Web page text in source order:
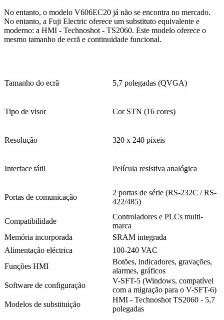
No entanto, o modelo V606EC20 já não se encontra no mercado.
No entanto, a Fuji Electric oferece um substituto equivalente e
moderno: a HMI - Technoshot - TS2060. Este modelo oferece o
mesmo tamanho de ecrã e continuidade funcional.
Tamanho do ecrã 5,7 polegadas (QVGA)
Tipo de visor Cor STN (16 cores)
Resolução 320 x 240 píxeis
Interface tátil Película resistiva analógica
Portas de comunicação
2 portas de série (RS-232C / RS-
422/485)
Compatibilidade
Controladores e PLCs multi-
marca
Memória incorporada
SRAM integrada
Alimentação eléctrica
100-240 VAC
Funções HMI
Botões, indicadores, gravações,
alarmes, gráficos
Software de configuração
V-SFT-5 (Windows, compatível
com a migração para o V-SFT-6)
Modelos de substituição
HMI - Technoshot TS2060 - 5,7
polegadas